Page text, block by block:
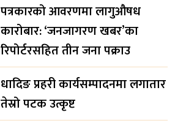
पत्रकारको आवरणमा लागुऔषध
कारोबार: ‘जनजागरण खबर’का
रिपोर्टरसहित तीन जना पक्राउ
धादिङ प्रहरी कार्यसम्पादनमा लगातार
तेस्रो पटक उत्कृष्ट